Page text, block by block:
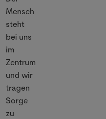
Mensch
steht
bei uns
im
Zentrum
und wir
tragen
Sorge
zu